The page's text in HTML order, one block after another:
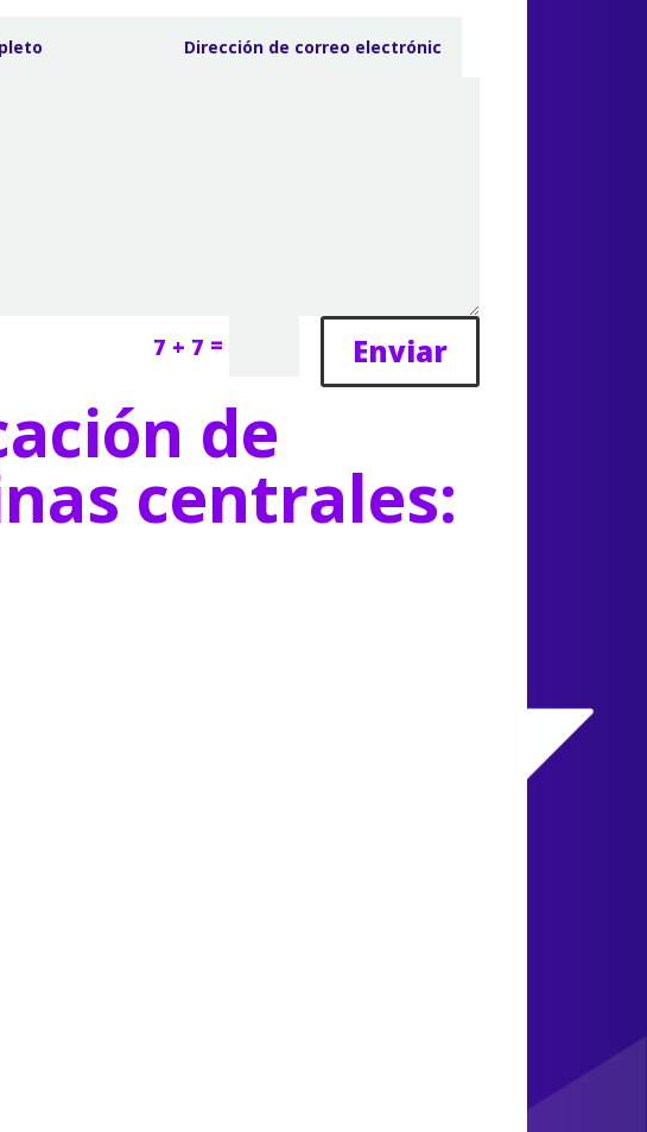
7 + 7 = Enviar
de
centrales: